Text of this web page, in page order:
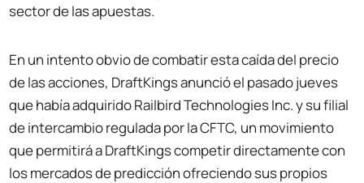
sector de las apuestas.
En un intento obvio de combatir esta caída del precio
de las acciones, DraftKings anunció el pasado jueves
que había adquirido Railbird Technologies Inc. y su filial
de intercambio regulada por la CFTC, un movimiento
que permitirá a DraftKings competir directamente con
los mercados de predicción ofreciendo sus propios